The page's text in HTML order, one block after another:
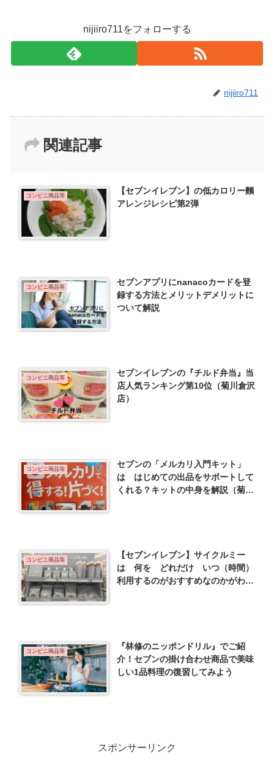
nijiiro711をフォローする
nijiiro711
関連記事
コンビニ商品等
【セブンイレブン】の低カロリー麵
アレンジレシピ第2弾
コンビニ商品等
セブンアプリにnanacoカードを登
録する方法とメリットデメリットに
ついて解説
コンビニ商品等
セブンイレブンの『チルド弁当』当
店人気ランキング第10位（菊川倉沢
店）
コンビニ商品等
セブンの「メルカリ入門キット」
は はじめての出品をサポートして
くれる？キットの中身を解説（菊川
コンビニ商品等
【セブンイレブン】サイクルミー
は 何を どれだけ いつ（時間）
利用するのがおすすめなのかがわか
コンビニ商品等
『林修のニッポンドリル』でご紹
介！セブンの掛け合わせ商品で美味
しい1品料理の復習してみよう
スポンサーリンク